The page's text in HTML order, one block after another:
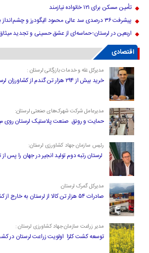
تأمین مسکن برای ۱۲۱ خانواده نیازمند
پیشرفت ۳۶ درصدی سد عالی محمود الیگودرز و چشم‌انداز بهره‌برداری درسال۱۴۰۷
اربعین در لرستان؛ حماسه‌ای از عشق حسینی و تجدید
اقتصادی
مدیرکل غله و خدمات بازرگانی لرستان :
خرید بیش از ۲۹۴ هزار تن گندم از کشاورزان لرستان
مدیرعامل شرکت شهرک‌های صنعتی لرستان:
حمایت و رونق صنعت پلاستیک لرستان روی
رئیس سازمان جهاد کشاورزی لرستان:
لرستان رتبه دوم تولید انجیر در جهان را پس از
مدیرکل گمرک لرستان
صادرات ۵۴ هزار تن کالا از لرستان به خارج از کشور
مدیر زراعت سازمان جهاد کشاورزی لرستان :
توسعه کشت کلزا اولویت زراعت لرستان در